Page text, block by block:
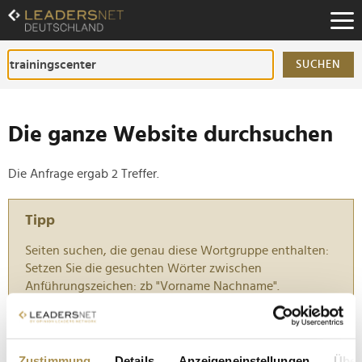
Zum
Inhalt
Zur
Fußzeilen-
Navigation
SUCHEN
Die ganze Website durchsuchen
Die Anfrage ergab 2 Treffer.
Tipp
Seiten suchen, die genau diese Wortgruppe enthalten:
Setzen Sie die gesuchten Wörter zwischen
Anführungszeichen: zb "Vorname Nachname".
KitzSki als "weltbestes Skigebiet" ausgezeichnet